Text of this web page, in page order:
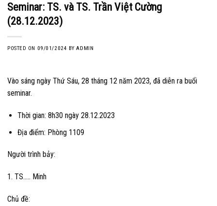
Seminar: TS. và TS. Trần Việt Cường
(28.12.2023)
POSTED ON 09/01/2024 BYADMIN
Vào sáng ngày Thứ Sáu, 28 tháng 12 năm 2023, đã diễn ra buổi
seminar.
Thời gian: 8h30 ngày 28.12.2023
Địa điểm: Phòng 1109
Người trình bảy:
1. TS….. Minh
Chủ đề: